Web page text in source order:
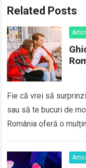
Related Posts
Fie că vrei să
sau să te bucuri de
România oferă o